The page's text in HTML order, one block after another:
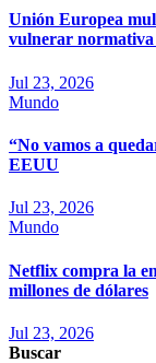
Unión Europea
vulnerar
Jul 23, 2026
Mundo
“No vamos a
EEUU
Jul 23, 2026
Mundo
Netflix compra la
millones de dólares
Jul 23, 2026
Buscar